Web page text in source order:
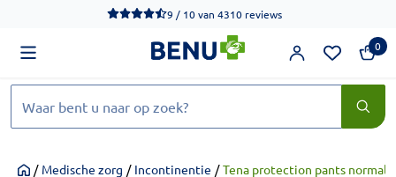
We werken momenteel hard aan het verbeteren van de
9 / 10van 4310 reviews
0
/ Medische zorg / Incontinentie / Tena protection pants normal